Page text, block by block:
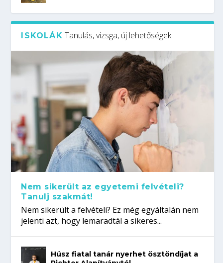
ISKOLÁK Tanulás, vizsga, új lehetőségek
Nem sikerült az egyetemi felvételi?
Tanulj szakmát!
Nem sikerült a felvételi? Ez még egyáltalán nem
jelenti azt, hogy lemaradtál a sikeres...
Húsz fiatal tanár nyerhet ösztöndíjat a